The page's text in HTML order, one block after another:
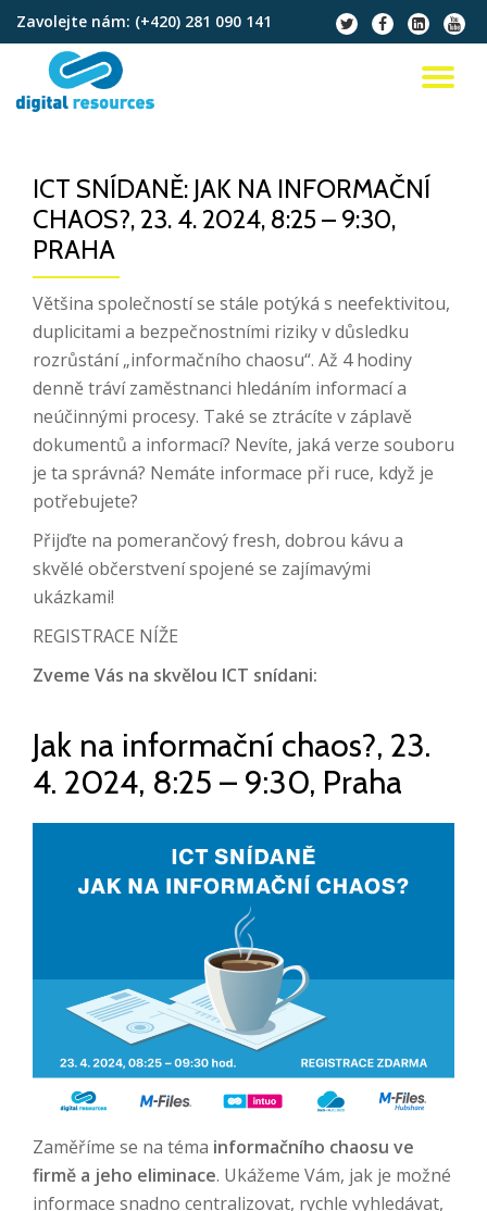
Přeskočit
obsah
Zavolejte nám: (+420) 281 090 141
fa-
twitter
fa-
facebook
fa-
linkedin-
square
fa-
ICT SNÍDANĚ: JAK NA INFORMAČNÍ
CHAOS?, 23. 4. 2024, 8:25 – 9:30,
PRAHA
Většina společností se stále potýká s neefektivitou,
duplicitami a bezpečnostními riziky v důsledku
rozrůstání „informačního chaosu“. Až 4 hodiny
denně tráví zaměstnanci hledáním informací a
neúčinnými procesy. Také se ztrácíte v záplavě
dokumentů a informací? Nevíte, jaká verze souboru
je ta správná? Nemáte informace při ruce, když je
potřebujete?
Přijďte na pomerančový fresh, dobrou kávu a
skvělé občerstvení spojené se zajímavými
ukázkami!
REGISTRACE NÍŽE
Zveme Vás na skvělou ICT snídani:
Jak na informační chaos?, 23.
4. 2024, 8:25 – 9:30, Praha
Zaměříme se na téma informačního chaosu ve
firmě a jeho eliminace. Ukážeme Vám, jak je možné
informace snadno centralizovat, rychle vyhledávat,